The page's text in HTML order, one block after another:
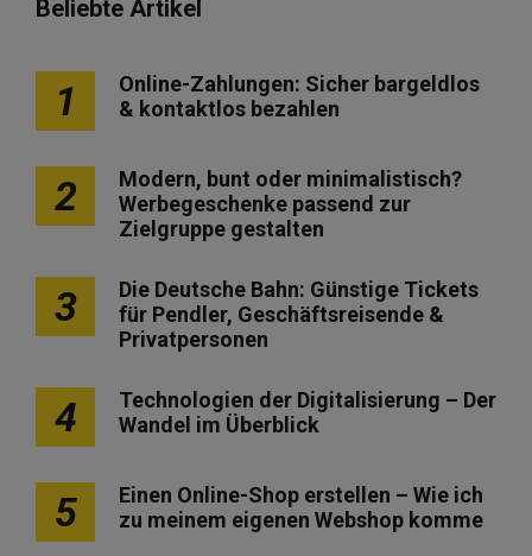
Beliebte Artikel
1
Online-Zahlungen: Sicher bargeldlos
& kontaktlos bezahlen
2
Modern, bunt oder minimalistisch?
Werbegeschenke passend zur
Zielgruppe gestalten
3
Die Deutsche Bahn: Günstige Tickets
für Pendler, Geschäftsreisende &
Privatpersonen
4
Technologien der Digitalisierung – Der
Wandel im Überblick
5
Einen Online-Shop erstellen – Wie ich
zu meinem eigenen Webshop komme